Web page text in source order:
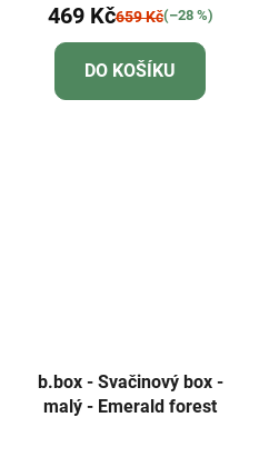
469 Kč659 Kč(–28 %)
DO KOŠÍKU
b.box - Svačinový box -
malý - Emerald forest